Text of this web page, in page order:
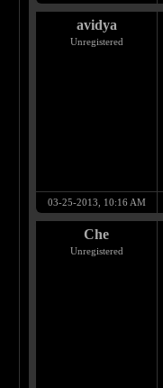
avidya
Unregistered
03-25-2013, 10:16 AM
Che
Unregistered